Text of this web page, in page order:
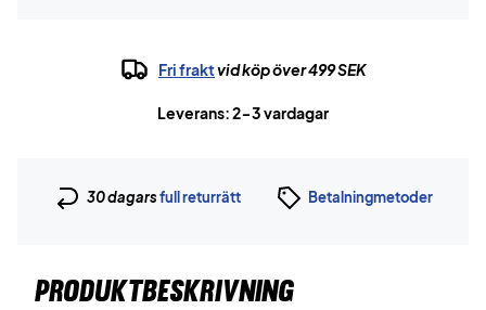
Fri fraktvid köp över 499 SEK
Leverans: 2-3 vardagar
30 dagarsfull returrätt Betalningmetoder
PRODUKTBESKRIVNING